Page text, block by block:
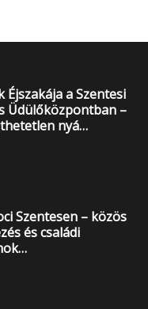
Éjszakája a Szentesi
Üdülőközpontban –
nyá…
Szentesen – közös
és családi